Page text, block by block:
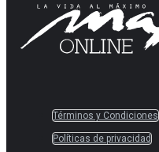
Términos y Condiciones
Políticas de privacidad